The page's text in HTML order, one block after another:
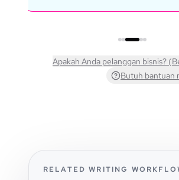
Apakah Anda pelanggan bisnis?
Butuh bantuan
RELATED WRITING